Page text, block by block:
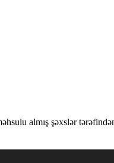
almış şəxslər